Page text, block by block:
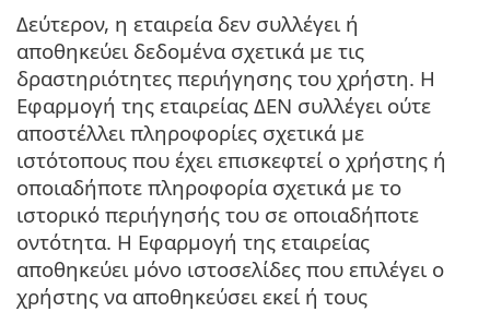
Δεύτερον, η εταιρεία δεν συλλέγει ή
αποθηκεύει δεδομένα σχετικά με τις
δραστηριότητες περιήγησης του χρήστη. Η
Εφαρμογή της εταιρείας ΔΕΝ συλλέγει ούτε
αποστέλλει πληροφορίες σχετικά με
ιστότοπους που έχει επισκεφτεί ο χρήστης ή
οποιαδήποτε πληροφορία σχετικά με το
ιστορικό περιήγησής του σε οποιαδήποτε
οντότητα. Η Εφαρμογή της εταιρείας
αποθηκεύει μόνο ιστοσελίδες που επιλέγει ο
χρήστης να αποθηκεύσει εκεί ή τους